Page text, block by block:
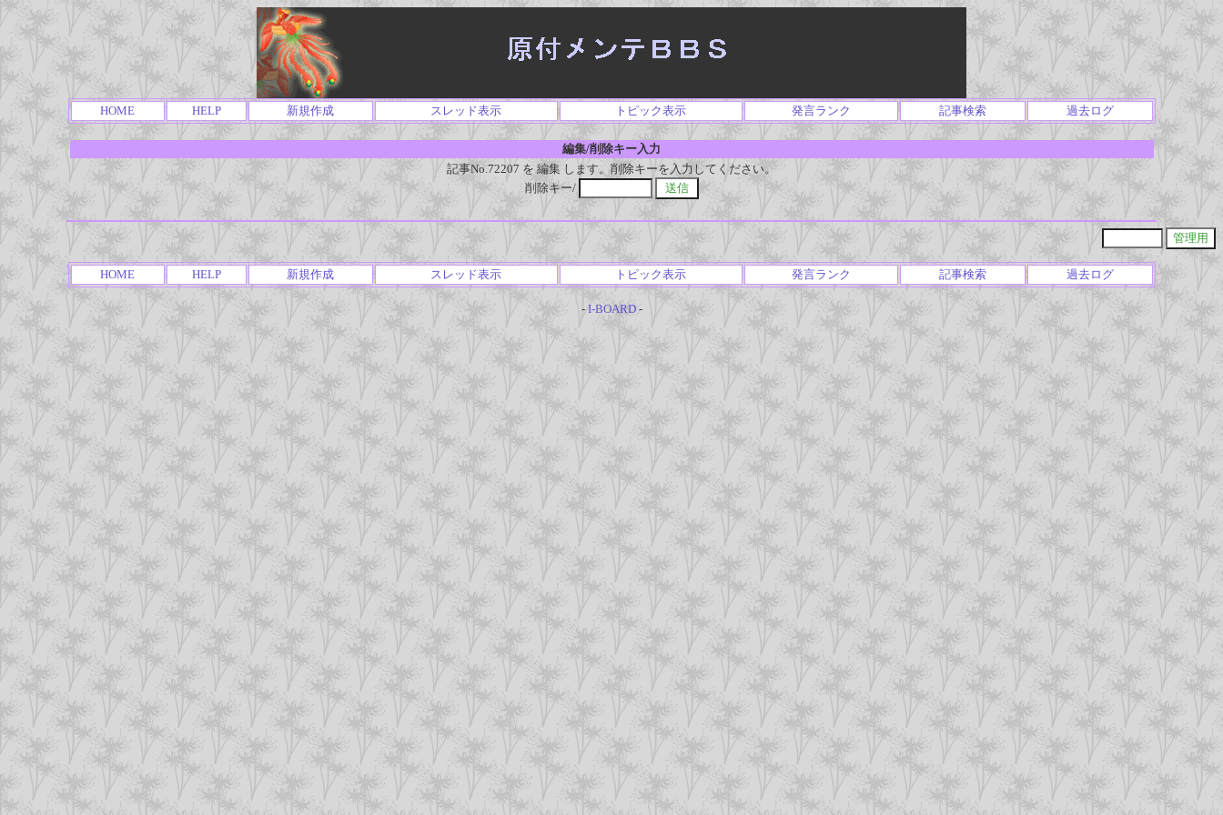
HOME HELP 新規作成 スレッド表示 トピック表示 発言ランク 記事検索 過去ログ
編集/削除キー入力
記事No.72207 を 編集 します。削除キーを入力してください。
削除キー/
HOME HELP 新規作成 スレッド表示 トピック表示 発言ランク 記事検索 過去ログ
- I-BOARD-